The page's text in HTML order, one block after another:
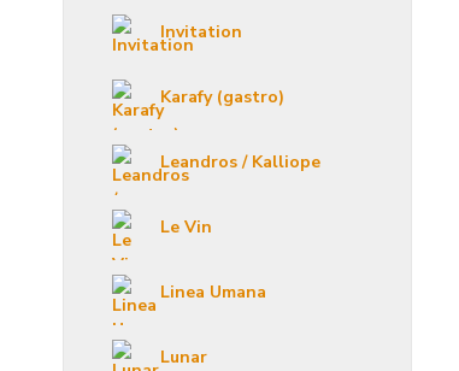
Invitation
Karafy (gastro)
Leandros / Kalliope
Le Vin
Linea Umana
Lunar